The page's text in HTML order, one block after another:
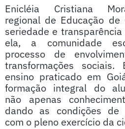
Enicléia Cristiana
regional de Educação de
seriedade e
ela, a comunidade
processo de
transformações
ensino praticado em
formação integral do
não apenas
dando as condições de
com o pleno exercício da